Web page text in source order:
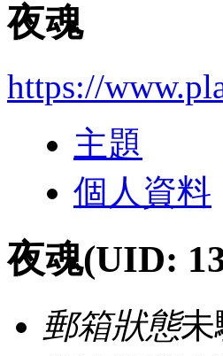
夜魂
https://
主題
個人資料
夜魂(UID:
郵箱狀態未